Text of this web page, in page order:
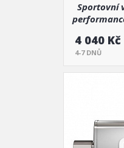
Sportovní
4 040 Kč
4-7 DNŮ